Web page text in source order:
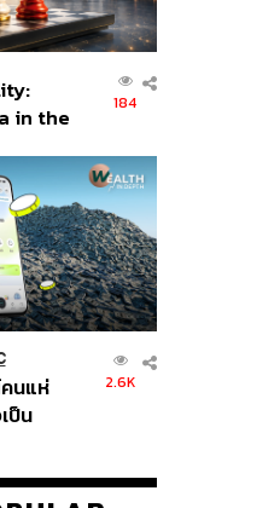
in the
184
นแห่
ป็น
ที่ถูกซุก
2.6K